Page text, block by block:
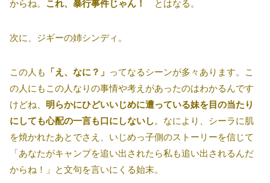
からね。 これ、暴行事件じゃん！ とはなる。
次に、ジギーの姉シンディ。
この人も 「え、なに？」 ってなるシーンが多々あります。こ
の人にもこの人なりの事情や考えがあったのはわかるんです
けどね、 明らかにひどいいじめに遭っている妹を目の当たり
にしても心配の一言も口にしないし。なにより、シーラに肌
を焼かれたあとでさえ、いじめっ子側のストーリーを信じて
「あなたがキャンプを追い出されたら私も追い出されるんだ
からね！」と文句を言いにくる始末。